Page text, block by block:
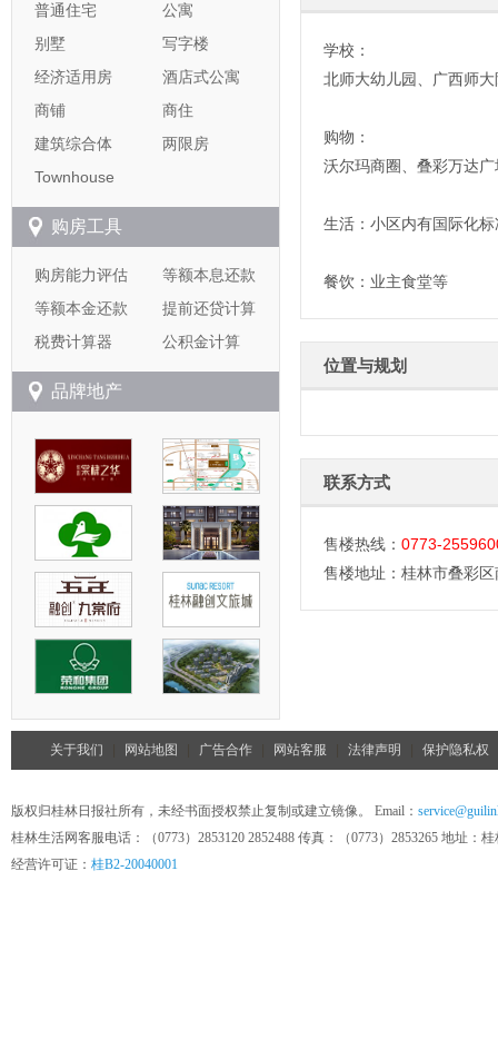
普通住宅
公寓
别墅
写字楼
经济适用房
酒店式公寓
商铺
商住
建筑综合体
两限房
Townhouse
购房工具
购房能力评估
等额本息还款
等额本金还款
提前还贷计算
税费计算器
公积金计算
品牌地产
学校：
北师大幼儿园、广西师
购物：
沃尔玛商圈、叠彩万达
生活：小区内有国际化
餐饮：业主食堂等
位置与规划
联系方式
售楼热线： 0773-
售楼地址： 桂林市叠彩
关于我们 网站地图 广告合作 网站客服 法律声明 保护隐私权
版权归桂林日报社所有，未经书面授权禁止复制或建立镜像。 Email：
桂林生活网客服电话：（0773）2853120 2852488 传真：（0773）2853265 地址
经营许可证： 桂B2-20040001